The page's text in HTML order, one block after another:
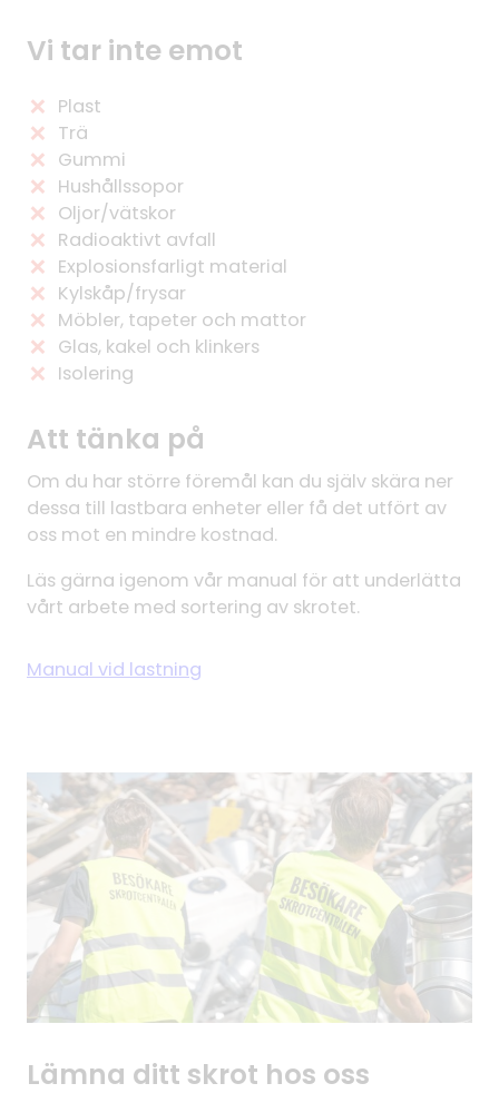
Vi tar inte emot
Plast
Trä
Gummi
Hushållssopor
Oljor/vätskor
Radioaktivt avfall
Explosionsfarligt material
Kylskåp/frysar
Möbler, tapeter och mattor
Glas, kakel och klinkers
Isolering
Att tänka på
Om du har större föremål kan du själv skära ner
dessa till lastbara enheter eller få det utfört av
oss mot en mindre kostnad.
Läs gärna igenom vår manual för att underlätta
vårt arbete med sortering av skrotet.
Manual vid lastning
Lämna ditt skrot hos oss